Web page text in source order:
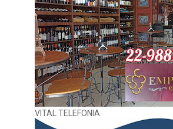
VITAL TELEFONIA